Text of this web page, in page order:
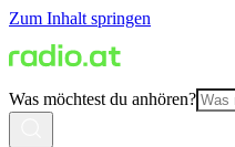
Zum Inhalt springen
Was möchtest du anhören?